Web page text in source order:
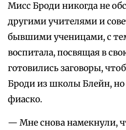
Мисс Броди никогда не
другими учителями и
бывшими ученицами, с
воспитала, посвящая в
готовились заговоры,
Броди из школы Блейн, но
фиаско.
— Мне снова намекнули,